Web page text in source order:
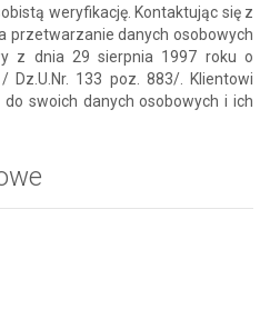
weryfikację. Kontaktując się z
przetwarzanie danych osobowych
z dnia 29 sierpnia 1997 roku o
Dz.U.Nr. 133 poz. 883/. Klientowi
swoich danych osobowych i ich